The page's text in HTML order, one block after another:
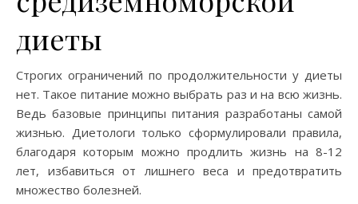
диеты
Строгих ограничений по продолжительности у диеты
нет. Такое питание можно выбрать раз и на всю жизнь.
Ведь базовые принципы питания разработаны самой
жизнью. Диетологи только сформулировали правила,
благодаря которым можно продлить жизнь на 8-12
лет, избавиться от лишнего веса и предотвратить
множество болезней.